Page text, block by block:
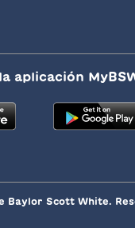
aplicación
Baylor Scott White.